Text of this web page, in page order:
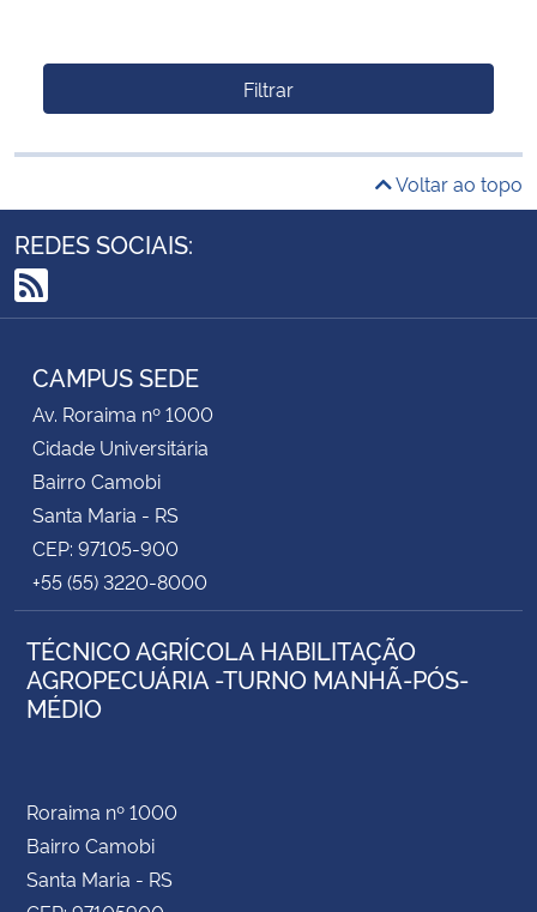
Filtrar
Voltar ao topo
REDES SOCIAIS:
RSS
CAMPUS SEDE
Av. Roraima nº 1000
Cidade Universitária
Bairro Camobi
Santa Maria - RS
CEP: 97105-900
+55 (55) 3220-8000
TÉCNICO AGRÍCOLA HABILITAÇÃO
AGROPECUÁRIA -TURNO MANHÃ-PÓS-
MÉDIO
Roraima nº 1000
Bairro Camobi
Santa Maria - RS